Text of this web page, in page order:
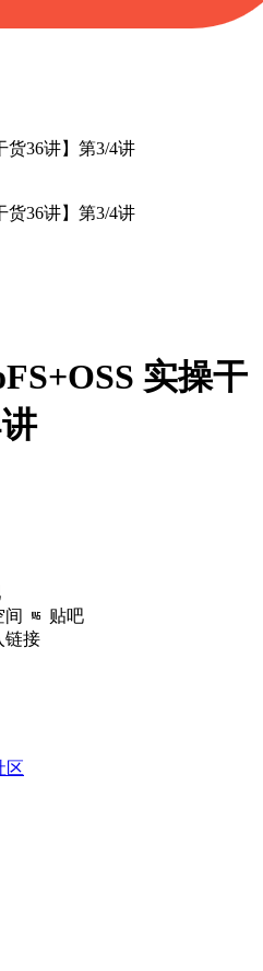
货36讲】第3/4讲
货36讲】第3/4讲
实操干
间 贴吧
链接
区